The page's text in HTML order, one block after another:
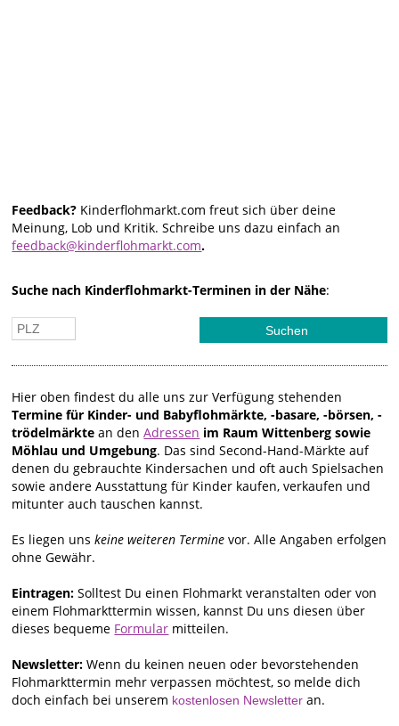
Feedback? Kinderflohmarkt.com freut sich über deine
Meinung, Lob und Kritik. Schreibe uns dazu einfach an
feedback@kinderflohmarkt.com.
Suche nach Kinderflohmarkt-Terminen in der Nähe:
Hier oben findest du alle uns zur Verfügung stehenden
Termine für Kinder- und Babyflohmärkte, -basare, -börsen, -
trödelmärkte an denAdressen im Raum Wittenberg sowie
Möhlau und Umgebung. Das sind Second-Hand-Märkte auf
denen du gebrauchte Kindersachen und oft auch Spielsachen
sowie andere Ausstattung für Kinder kaufen, verkaufen und
mitunter auch tauschen kannst.
Es liegen unskeine weiteren Termine vor. Alle Angaben erfolgen
ohne Gewähr.
Eintragen:Solltest Du einen Flohmarkt veranstalten oder von
einem Flohmarkttermin wissen, kannst Du uns diesen über
dieses bequeme Formular mitteilen.
Newsletter: Wenn du keinen neuen oder bevorstehenden
Flohmarkttermin mehr verpassen möchtest, so melde dich
doch einfach bei unserem kostenlosen Newsletter an.